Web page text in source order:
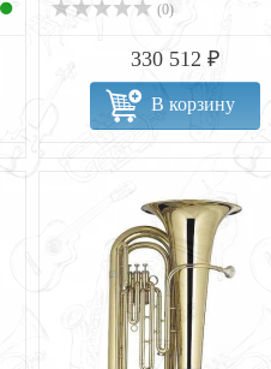
(0)
330 512 ₽
В корзину